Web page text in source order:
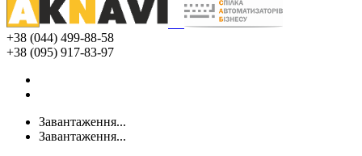
+38 (044) 499-88-58
+38 (095) 917-83-97
Завантаження...
Завантаження...